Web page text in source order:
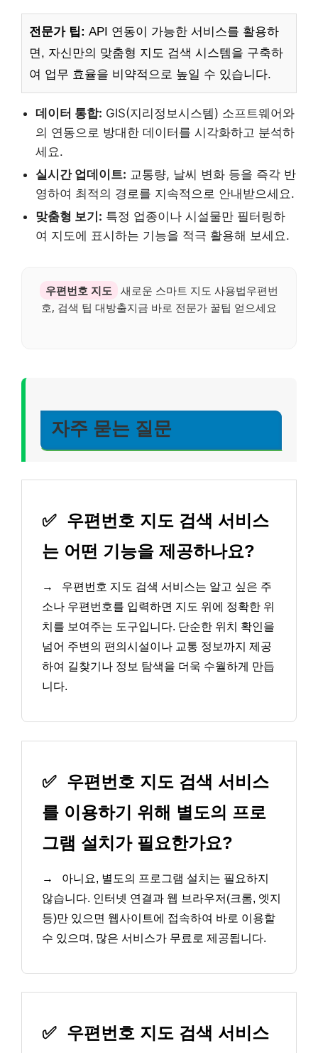
전문가 팁: API 연동이 가능한 서비스를 활용하
면, 자신만의 맞춤형 지도 검색 시스템을 구축하
여 업무 효율을 비약적으로 높일 수 있습니다.
데이터 통합: GIS(지리정보시스템) 소프트웨어와
의 연동으로 방대한 데이터를 시각화하고 분석하
세요.
실시간 업데이트: 교통량, 날씨 변화 등을 즉각 반
영하여 최적의 경로를 지속적으로 안내받으세요.
맞춤형 보기: 특정 업종이나 시설물만 필터링하
여 지도에 표시하는 기능을 적극 활용해 보세요.
우편번호 지도 새로운 스마트 지도 사용법우편번
호, 검색 팁 대방출지금 바로 전문가 꿀팁 얻으세요
자주 묻는 질문
✅ 우편번호 지도 검색 서비스
는 어떤 기능을 제공하나요?
→
우편번호 지도 검색 서비스는 알고 싶은 주
소나 우편번호를 입력하면 지도 위에 정확한 위
치를 보여주는 도구입니다. 단순한 위치 확인을
넘어 주변의 편의시설이나 교통 정보까지 제공
하여 길찾기나 정보 탐색을 더욱 수월하게 만듭
니다.
✅ 우편번호 지도 검색 서비스
를 이용하기 위해 별도의 프로
그램 설치가 필요한가요?
→
아니요, 별도의 프로그램 설치는 필요하지
않습니다. 인터넷 연결과 웹 브라우저(크롬, 엣지
등)만 있으면 웹사이트에 접속하여 바로 이용할
수 있으며, 많은 서비스가 무료로 제공됩니다.
✅ 우편번호 지도 검색 서비스